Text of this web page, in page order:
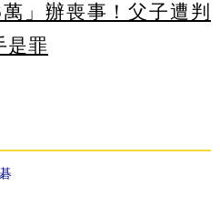
」辦喪事！父子遭判
是罪